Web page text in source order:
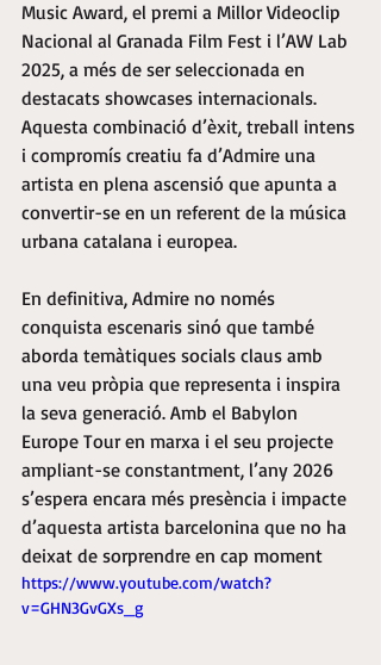
Music Award, el premi a Millor Videoclip
Nacional al Granada Film Fest i l’AW Lab
2025, a més de ser seleccionada en
destacats showcases internacionals.
Aquesta combinació d’èxit, treball intens
i compromís creatiu fa d’Admire una
artista en plena ascensió que apunta a
convertir-se en un referent de la música
urbana catalana i europea.
En definitiva, Admire no només
conquista escenaris sinó que també
aborda temàtiques socials claus amb
una veu pròpia que representa i inspira
la seva generació. Amb el Babylon
Europe Tour en marxa i el seu projecte
ampliant-se constantment, l’any 2026
s’espera encara més presència i impacte
d’aquesta artista barcelonina que no ha
deixat de sorprendre en cap moment
https://www.youtube.com/watch?
v=GHN3GvGXs_g